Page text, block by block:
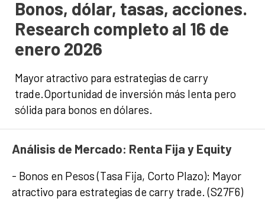
Bonos, dólar, tasas, acciones.
Research completo al 16 de
enero 2026
Mayor atractivo para estrategias de carry
trade.Oportunidad de inversión más lenta pero
sólida para bonos en dólares.
Análisis de Mercado: Renta Fija y Equity
- Bonos en Pesos (Tasa Fija, Corto Plazo): Mayor
atractivo para estrategias de carry trade. (S27F6)